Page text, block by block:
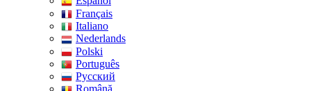
Français
Italiano
Nederlands
Polski
Português
Pусский